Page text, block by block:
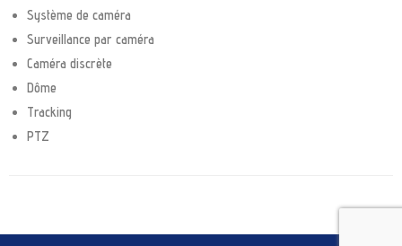
Système de caméra
Surveillance par caméra
Caméra discrète
Dôme
Tracking
PTZ